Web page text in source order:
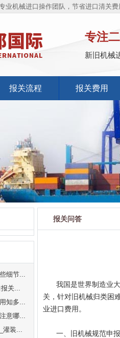
业机械进口操作团队，节省进口清关费
专注
新旧机械
报关流程 报关费用
细节...
关...
知多...
意哪...
灌装...
报关问答
我国是世界制造业
关，针对旧机械归类困
业进口费用。
一、旧机械规范申报